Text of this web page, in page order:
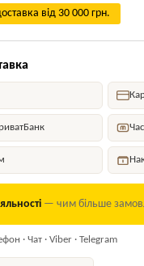
від 30 000 грн.
— чим більше
· Чат · Viber · Telegram